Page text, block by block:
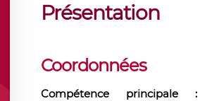
Présentation
Coordonnées
Compétence